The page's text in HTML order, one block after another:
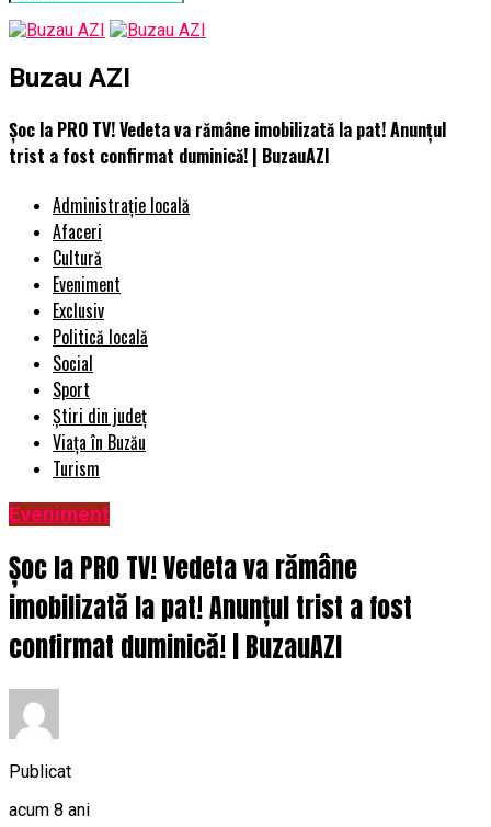
Buzau AZI
Șoc la PRO TV! Vedeta va rămâne imobilizată la pat! Anunțul
trist a fost confirmat duminică! | BuzauAZI
Administrație locală
Afaceri
Cultură
Eveniment
Exclusiv
Politică locală
Social
Sport
Știri din județ
Viața în Buzău
Turism
Eveniment
Șoc la PRO TV! Vedeta va rămâne
imobilizată la pat! Anunțul trist a fost
confirmat duminică! | BuzauAZI
Publicat
acum 8 ani